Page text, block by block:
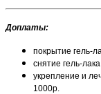
Доплаты:
покрытие гель-
снятие гель-
укрепление и
1000р.